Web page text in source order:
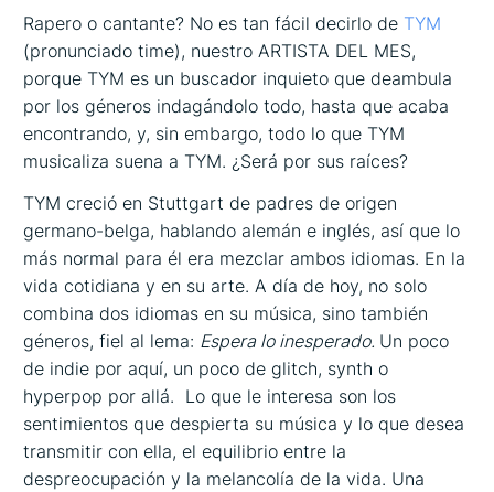
Rapero o cantante? No es tan fácil decirlo de TYM
(pronunciado time), nuestro ARTISTA DEL MES,
porque TYM es un buscador inquieto que deambula
por los géneros indagándolo todo, hasta que acaba
encontrando, y, sin embargo, todo lo que TYM
musicaliza suena a TYM. ¿Será por sus raíces?
TYM creció en Stuttgart de padres de origen
germano-belga, hablando alemán e inglés, así que lo
más normal para él era mezclar ambos idiomas. En la
vida cotidiana y en su arte. A día de hoy, no solo
combina dos idiomas en su música, sino también
géneros, fiel al lema: Espera lo inesperado. Un poco
de indie por aquí, un poco de glitch, synth o
hyperpop por allá. Lo que le interesa son los
sentimientos que despierta su música y lo que desea
transmitir con ella, el equilibrio entre la
despreocupación y la melancolía de la vida. Una